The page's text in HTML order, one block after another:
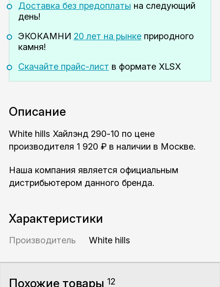
Доставка без предоплаты на следующий
день!
ЭКОКАМНИ 20 лет на рынкеприродного
камня!
Скачайте прайс-лист в формате XLSX
Описание
White hills Хайлэнд 290-10 по цене
производителя 1 920 ₽ в наличии в Москве.
Наша компания является официальным
дистрибьютером данного бренда.
Характеристики
Производитель White hills
Похожие товары 12